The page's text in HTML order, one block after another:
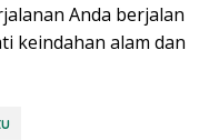
Anda berjalan
keindahan alam dan